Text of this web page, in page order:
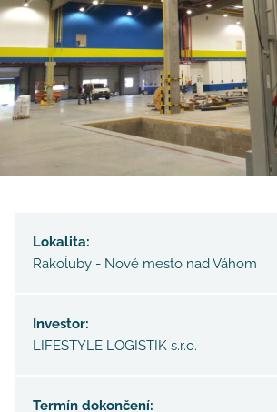
Lokalita:
Rakoĺuby - Nové mesto nad Váhom
Investor:
LIFESTYLE LOGISTIK s.r.o.
Termín dokončení: